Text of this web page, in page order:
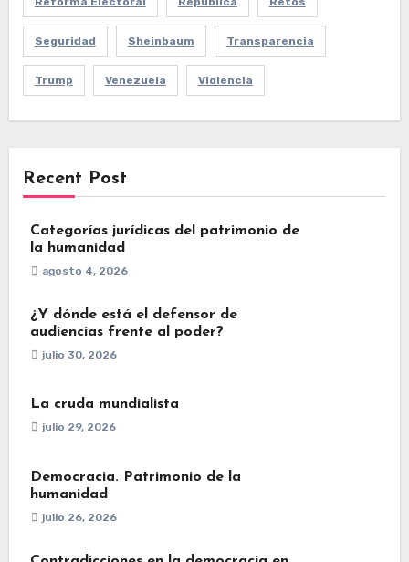
Seguridad Sheinbaum Transparencia
Trump Venezuela Violencia
Recent Post
Categorías jurídicas del patrimonio de
la humanidad
agosto 4, 2026
¿Y dónde está el defensor de
audiencias frente al poder?
julio 30, 2026
La cruda mundialista
julio 29, 2026
Democracia. Patrimonio de la
humanidad
julio 26, 2026